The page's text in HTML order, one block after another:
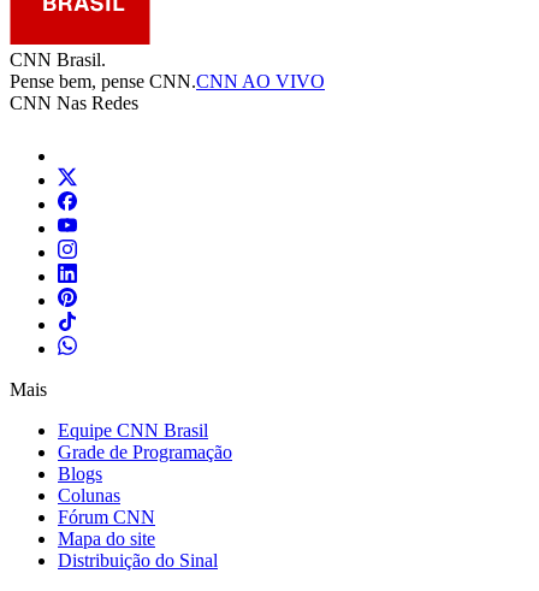
CNN Brasil.
Pense bem, pense CNN.CNN AO VIVO
CNN Nas Redes
Mais
Equipe CNN Brasil
Grade de Programação
Blogs
Colunas
Fórum CNN
Mapa do site
Distribuição do Sinal